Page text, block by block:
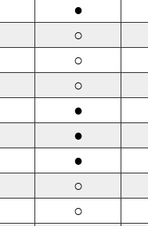
●
○
○
○
●
●
●
○
○